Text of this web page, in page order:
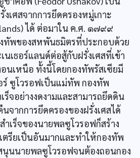
เศสจากการยึดครองหมู่เกาะ
ได้ ต่อมาใน ค.ศ. ๑๗๙๙
งทัพของสหพันธมิตรที่ประกอบด้วย
นเธอร์แลนด์ต่อสู้กับฝรั่งเศสที่เข้า
นเหนือ ทั้งนี้โดยกองทัพรัสเซียมี
ร์ ซูโวรอฟเป็นแม่ทัพ กองทัพ
ร็จอย่างงดงามและสามารถยึดดิน
ากการยึดครองของฝรั่งเศสได้
เร็จของนายพลซูโวรอฟก็สร้าง
ตรียเป็นอันมากและทำให้กองทัพ
นุนนายพลซูโวรอฟจนต้องถอนกอง